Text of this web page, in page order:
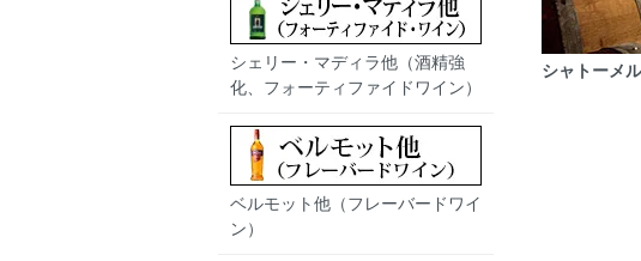
シャトーメ
シェリー・マディラ他（酒精強
化、フォーティファイドワイン）
ベルモット他（フレーバードワイ
ン）